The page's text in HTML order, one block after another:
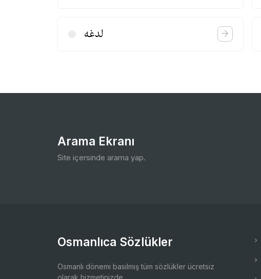
لدغه
Arama Ekranı
Site içersinde arama yap.
Osmanlıca Sözlükler
Osmanlı dönemi basılmış tüm sözlükler ücretsiz
olarak hizmetinizde.